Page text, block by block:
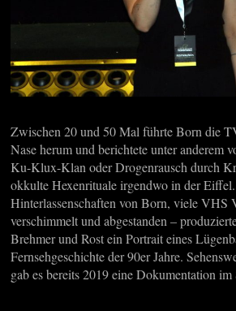
Zwischen 20 und 50 Mal führte Born die
Nase herum und berichtete unter anderem
Ku-Klux-Klan oder Drogenrausch durch
okkulte Hexenrituale irgendwo in der
Hinterlassenschaften von Born, viele VHS
verschimmelt und abgestanden –
Brehmer und Rost ein Portrait eines
Fernsehgeschichte der 90er Jahre.
gab es bereits 2019 eine Dokumentation